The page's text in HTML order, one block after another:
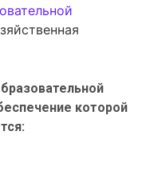
которой